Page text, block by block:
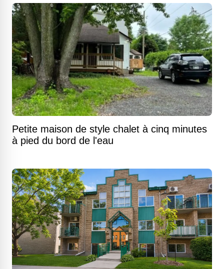
Petite maison de style chalet à cinq minutes
à pied du bord de l'eau